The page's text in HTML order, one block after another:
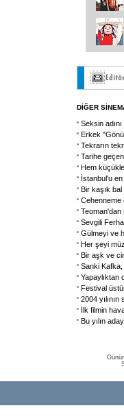
DİĞER
Seksin
Erkek
Tekrarın
Tarihe
Hem
İstanbul'u
Bir kaşık
Cehenneme
Teoman'dan
Sevgili
Gülmeyi ve
Her şeyi
Bir aşk ve
Sanki
Yapaylıktan
Festival
2004 yılının
İlk filmin
Bu yılın